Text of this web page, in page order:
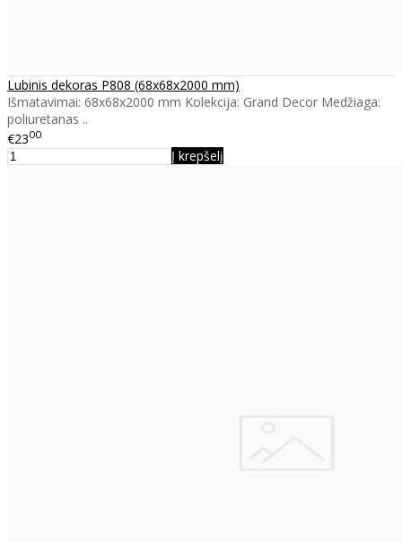
Lubinis dekoras P808 (68x68x2000 mm)
Išmatavimai: 68x68x2000 mm Kolekcija: Grand Decor Medžiaga:
poliuretanas ..
€2300
Į krepšelį